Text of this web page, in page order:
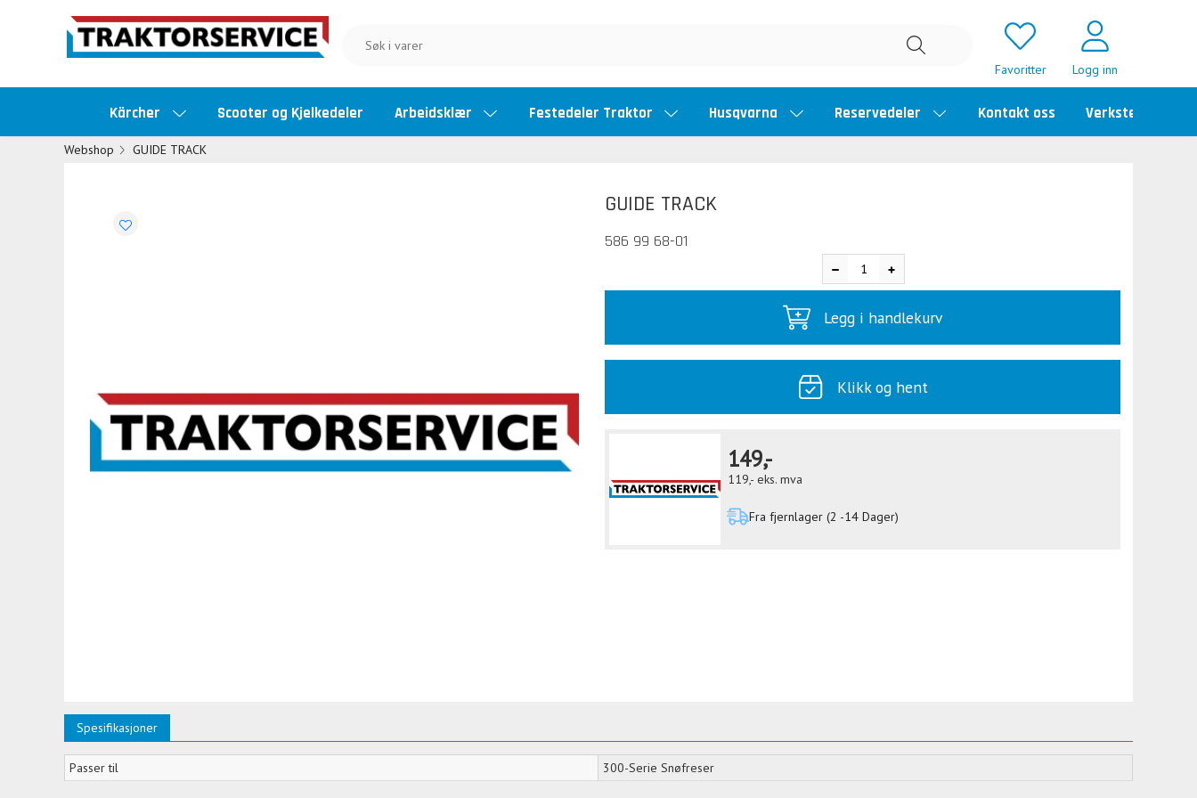
Favoritter Logg inn
Kärcher Scooter og Kjelkedeler Arbeidsklær Festedeler Traktor Husqvarna Reservedeler Kontakt oss Verkstedtime
Webshop GUIDE TRACK
GUIDE TRACK
586 99 68-01
Legg i handlekurv
Klikk og hent
149,-
119,- eks. mva
Fra fjernlager (2 -14 Dager)
Spesifikasjoner
Passer til 300-Serie Snøfreser